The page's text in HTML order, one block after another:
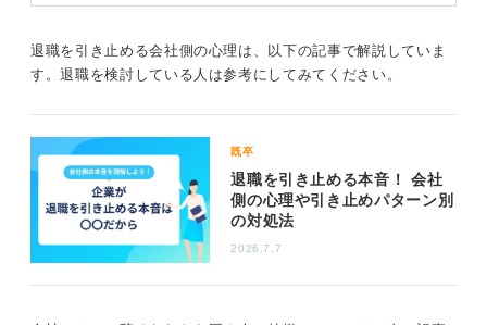
が挙げられます。特に、転居をともなうような場合は、
す。
ていると判断される場合、会社は個人の健康を最優先に
考える必要があります。
さらに、キャリアチェンジもその一つです。現職とはま
ったく異なる業界や職種へ挑戦したいという明確な意思
がある場合、その前向きな決断を会社が無理に引き止め
退職を引き止める会社側の心理は、以下の記事で解説していま
す。退職を検討している人は参考にしてみてください。
既卒
退職を引き止める本音！ 会社
側の心理や引き止めパターン別
の対処法
2026.7.7